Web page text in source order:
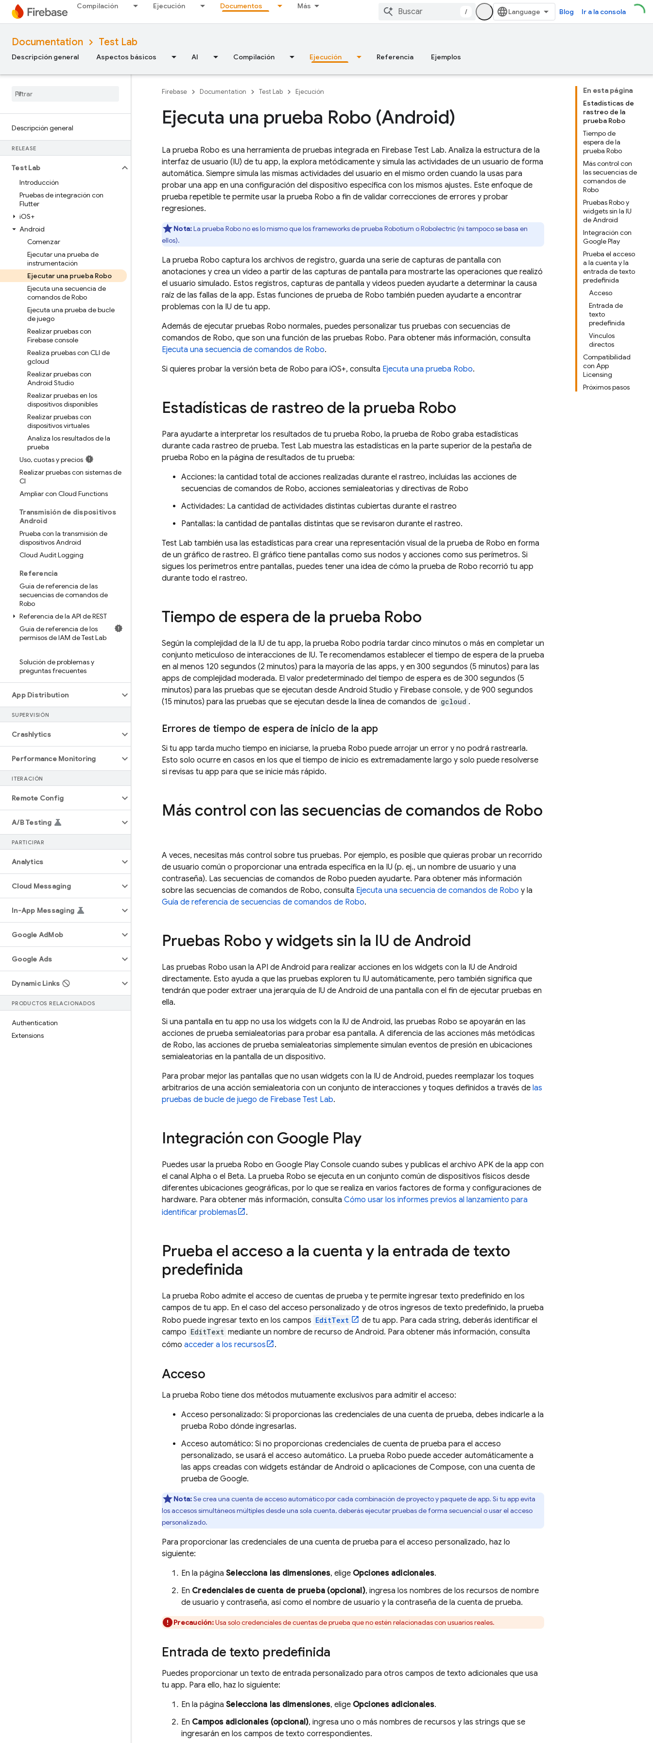
Compilación Ejecución Documentos Más
/ Blog Ir a la consola
Documentation Test Lab
Descripción general Aspectos básicos AI Compilación Ejecución Referencia Ejemplos
Descripción general
RELEASE
Test Lab
Introducción
Pruebas de integración con
Flutter
iOS+
Android
Comenzar
Ejecutar una prueba de
instrumentación
Ejecutar una prueba Robo
Ejecuta una secuencia de
comandos de Robo
Ejecuta una prueba de bucle
de juego
Realizar pruebas con
Firebase console
Realiza pruebas con CLI de
gcloud
Realizar pruebas con
Android Studio
Realizar pruebas en los
dispositivos disponibles
Realizar pruebas con
dispositivos virtuales
Analiza los resultados de la
prueba
Uso,cuotas y precios
Realizar pruebas con sistemas de
CI
Ampliar con Cloud Functions
Transmisión de dispositivos
Android
Prueba con la transmisión de
dispositivos Android
Cloud Audit Logging
Referencia
Guía de referencia de las
secuencias de comandos de
Robo
Referencia de la API de REST
Guía de referencia de los
permisos de IAM de Test Lab
Solución de problemas y
preguntas frecuentes
App Distribution
SUPERVISIÓN
Crashlytics
Performance Monitoring
ITERACIÓN
Remote Config
A/B Testing
PARTICIPAR
Analytics
Cloud Messaging
In-App Messaging
Google AdMob
Google Ads
Dynamic Links
PRODUCTOS RELACIONADOS
Authentication
Extensions
En esta página
Estadísticas de
rastreo de la
prueba Robo
Tiempo de
espera de la
prueba Robo
Más control con
las secuencias de
comandos de
Robo
Pruebas Robo y
widgets sin la IU
de Android
Integración con
Google Play
Prueba el acceso
a la cuenta y la
entrada de texto
predefinida
Acceso
Entrada de
texto
predefinida
Vínculos
directos
Compatibilidad
con App
Licensing
Próximos pasos
Firebase Documentation Test Lab Ejecución
Ejecuta una prueba Robo (Android)
La prueba Robo es una herramienta de pruebas integrada en Firebase Test Lab. Analiza la estructura de la
interfaz de usuario (IU) de tu app, la explora metódicamente y simula las actividades de un usuario de forma
automática. Siempre simula las mismas actividades del usuario en el mismo orden cuando la usas para
probar una app en una configuración del dispositivo específica con los mismos ajustes. Este enfoque de
prueba repetible te permite usar la prueba Robo a fin de validar correcciones de errores y probar
regresiones.
Nota:La prueba Robo no es lo mismo que los frameworks de prueba Robotium o Robolectric (ni tampoco se basa en
ellos).
La prueba Robo captura los archivos de registro, guarda una serie de capturas de pantalla con
anotaciones y crea un video a partir de las capturas de pantalla para mostrarte las operaciones que realizó
el usuario simulado. Estos registros, capturas de pantalla y videos pueden ayudarte a determinar la causa
raíz de las fallas de la app. Estas funciones de prueba de Robo también pueden ayudarte a encontrar
problemas con la IU de tu app.
Además de ejecutar pruebas Robo normales, puedes personalizar tus pruebas con secuencias de
comandos de Robo, que son una función de las pruebas Robo. Para obtener más información, consulta
Ejecuta una secuencia de comandos de Robo.
Si quieres probar la versión beta de Robo para iOS+, consulta Ejecuta una prueba Robo.
Estadísticas de rastreo de la prueba Robo
Para ayudarte a interpretar los resultados de tu prueba Robo, la prueba de Robo graba estadísticas
durante cada rastreo de prueba. Test Lab muestra las estadísticas en la parte superior de la pestaña de
prueba Robo en la página de resultados de tu prueba:
Acciones: la cantidad total de acciones realizadas durante el rastreo, incluidas las acciones de
secuencias de comandos de Robo, acciones semialeatorias y directivas de Robo
Actividades: La cantidad de actividades distintas cubiertas durante el rastreo
Pantallas: la cantidad de pantallas distintas que se revisaron durante el rastreo.
Test Lab también usa las estadísticas para crear una representación visual de la prueba de Robo en forma
de un gráfico de rastreo. El gráfico tiene pantallas como sus nodos y acciones como sus perímetros. Si
sigues los perímetros entre pantallas, puedes tener una idea de cómo la prueba de Robo recorrió tu app
durante todo el rastreo.
Tiempo de espera de la prueba Robo
Según la complejidad de la IU de tu app, la prueba Robo podría tardar cinco minutos o más en completar un
conjunto meticuloso de interacciones de IU. Te recomendamos establecer el tiempo de espera de la prueba
en al menos 120 segundos (2 minutos) para la mayoría de las apps, y en 300 segundos (5 minutos) para las
apps de complejidad moderada. El valor predeterminado del tiempo de espera es de 300 segundos (5
minutos) para las pruebas que se ejecutan desde Android Studio y Firebase console, y de 900 segundos
(15 minutos) para las pruebas que se ejecutan desde la línea de comandos de gcloud .
Errores de tiempo de espera de inicio de la app
Si tu app tarda mucho tiempo en iniciarse, la prueba Robo puede arrojar un error y no podrá rastrearla.
Esto solo ocurre en casos en los que el tiempo de inicio es extremadamente largo y solo puede resolverse
si revisas tu app para que se inicie más rápido.
Más control con las secuencias de comandos de Robo
A veces, necesitas más control sobre tus pruebas. Por ejemplo, es posible que quieras probar un recorrido
de usuario común o proporcionar una entrada específica en la IU (p. ej., un nombre de usuario y una
contraseña). Las secuencias de comandos de Robo pueden ayudarte. Para obtener más información
sobre las secuencias de comandos de Robo, consulta Ejecuta una secuencia de comandos de Robo y la
Guía de referencia de secuencias de comandos de Robo.
Pruebas Robo y widgets sin la IU de Android
Las pruebas Robo usan la API de Android para realizar acciones en los widgets con la IU de Android
directamente. Esto ayuda a que las pruebas exploren tu IU automáticamente, pero también significa que
tendrán que poder extraer una jerarquía de IU de Android de una pantalla con el fin de ejecutar pruebas en
ella.
Si una pantalla en tu app no usa los widgets con la IU de Android, las pruebas Robo se apoyarán en las
acciones de prueba semialeatorias para probar esa pantalla. A diferencia de las acciones más metódicas
de Robo, las acciones de prueba semialeatorias simplemente simulan eventos de presión en ubicaciones
semialeatorias en la pantalla de un dispositivo.
Para probar mejor las pantallas que no usan widgets con la IU de Android, puedes reemplazar los toques
arbitrarios de una acción semialeatoria con un conjunto de interacciones y toques definidos a través de las
pruebas de bucle de juego de Firebase Test Lab.
Integración con Google Play
Puedes usar la prueba Robo en Google Play Console cuando subes y publicas el archivo APK de la app con
el canal Alpha o el Beta. La prueba Robo se ejecuta en un conjunto común de dispositivos físicos desde
diferentes ubicaciones geográficas, por lo que se realiza en varios factores de forma y configuraciones de
hardware. Para obtener más información, consulta Cómo usar los informes previos al lanzamiento para
identificar problemas
.
Prueba el acceso a la cuenta y la entrada de texto
predefinida
La prueba Robo admite el acceso de cuentas de prueba y te permite ingresar texto predefinido en los
campos de tu app. En el caso del acceso personalizado y de otros ingresos de texto predefinido, la prueba
Robo puede ingresar texto en los campos EditText
de tu app. Para cada string, deberás identificar el
campo EditText mediante un nombre de recurso de Android. Para obtener más información, consulta
cómo acceder a los recursos .
Acceso
La prueba Robo tiene dos métodos mutuamente exclusivos para admitir el acceso:
Acceso personalizado: Si proporcionas las credenciales de una cuenta de prueba, debes indicarle a la
prueba Robo dónde ingresarlas.
Acceso automático: Si no proporcionas credenciales de cuenta de prueba para el acceso
personalizado, se usará el acceso automático. La prueba Robo puede acceder automáticamente a
las apps creadas con widgets estándar de Android o aplicaciones de Compose, con una cuenta de
prueba de Google.
Nota:Se crea una cuenta de acceso automático por cada combinación de proyecto y paquete de app. Si tu app evita
los accesos simultáneos múltiples desde una sola cuenta, deberás ejecutar pruebas de forma secuencial o usar el acceso
personalizado.
Para proporcionar las credenciales de una cuenta de prueba para el acceso personalizado, haz lo
siguiente:
En la página Selecciona las dimensiones, elige Opciones adicionales.
En Credenciales de cuenta de prueba (opcional), ingresa los nombres de los recursos de nombre
de usuario y contraseña, así como el nombre de usuario y la contraseña de la cuenta de prueba.
Precaución:Usa solo credenciales de cuentas de prueba que no estén relacionadas con usuarios reales.
Entrada de texto predefinida
Puedes proporcionar un texto de entrada personalizado para otros campos de texto adicionales que usa
tu app. Para ello, haz lo siguiente:
En la página Selecciona las dimensiones, elige Opciones adicionales.
En Campos adicionales (opcional), ingresa uno o más nombres de recursos y las strings que se
ingresarán en los campos de texto correspondientes.